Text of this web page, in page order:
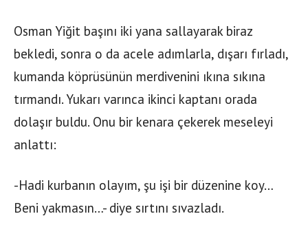
Osman Yiğit başını iki yana sallayarak biraz
bekledi, sonra o da acele adımlarla, dışarı fırladı,
kumanda köprüsünün merdivenini ıkına sıkına
tırmandı. Yukarı varınca ikinci kaptanı orada
dolaşır buldu. Onu bir kenara çekerek meseleyi
anlattı:
-Hadi kurbanın olayım, şu işi bir düzenine koy…
Beni yakmasın…- diye sırtını sıvazladı.